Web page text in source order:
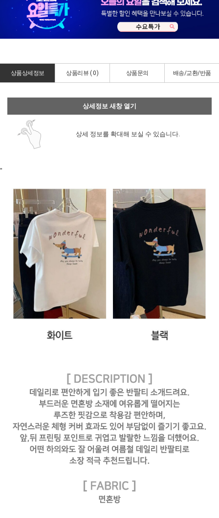
상품상세정보 상품리뷰 ( 0) 상품문의 배송/교환/반품
상세정보 새창 열기
상세 정보를 확대해 보실 수 있습니다.
"